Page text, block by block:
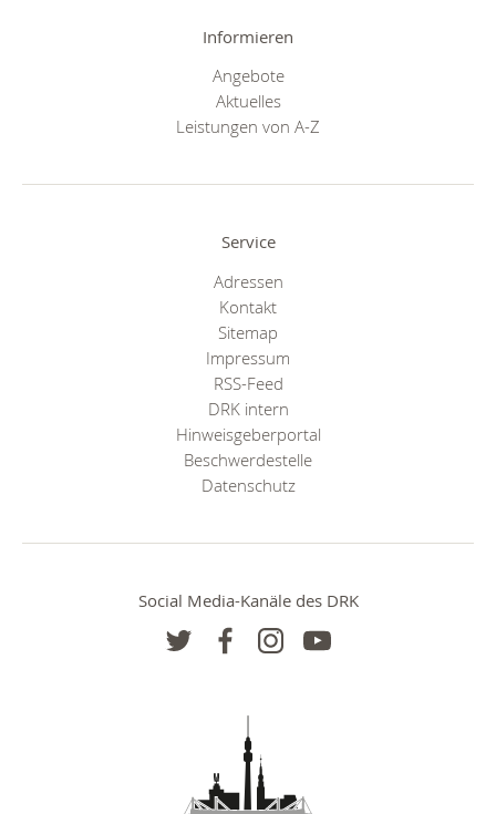
Informieren
Angebote
Aktuelles
Leistungen von A-Z
Service
Adressen
Kontakt
Sitemap
Impressum
RSS-Feed
DRK intern
Hinweisgeberportal
Beschwerdestelle
Datenschutz
Social Media-Kanäle des DRK